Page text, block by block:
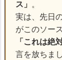
ス」 。
実は、先日
がこのソー
「これは絶
言を放ちまし